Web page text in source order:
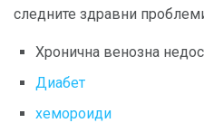
следните здравни
Хронична венозна
Диабет
хемороиди